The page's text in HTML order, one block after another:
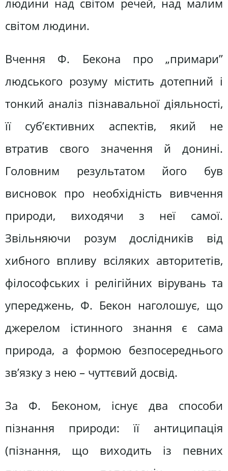
світом людини.
Вчення Ф. Бекона про „примари”
людського розуму містить дотепний і
тонкий аналіз пізнавальної діяльності,
її суб’єктивних аспектів, який не
втратив свого значення й донині.
Головним результатом його був
висновок про необхідність вивчення
природи, виходячи з неї самої.
Звільняючи розум дослідників від
хибного впливу всіляких авторитетів,
філософських і релігійних вірувань та
упереджень, Ф. Бекон наголошує, що
джерелом істинного знання є сама
природа, а формою безпосереднього
зв’язку з нею – чуттєвий досвід.
За Ф. Беконом, існує два способи
пізнання природи: її антиципація
(пізнання, що виходить із певних